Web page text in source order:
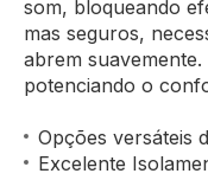
som, bloqueando
mas seguros,
abrem
potenciando o
Opções versáteis
Excelente